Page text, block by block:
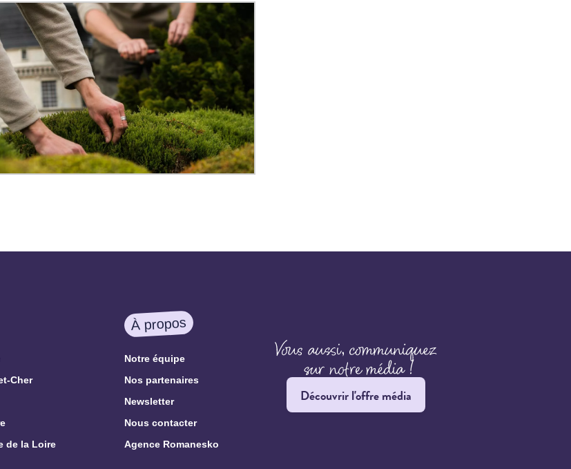
Cher
de la Loire
À propos
Notre équipe
Nos partenaires
Newsletter
Nous contacter
Agence Romanesko
Découvrir l'offre média